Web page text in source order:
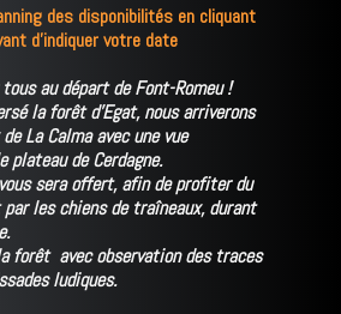
des disponibilités en cliquant
d'indiquer votre date
au départ de Font-Romeu !
la forêt d'Egat, nous arriverons
La Calma avec une vue
plateau de Cerdagne.
sera offert, afin de profiter du
les chiens de traîneaux, durant
forêt avec observation des traces
ludiques.